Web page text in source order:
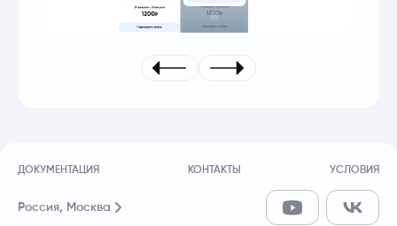
ДОКУМЕНТАЦИЯ КОНТАКТЫ УСЛОВИЯ
Россия, Москва